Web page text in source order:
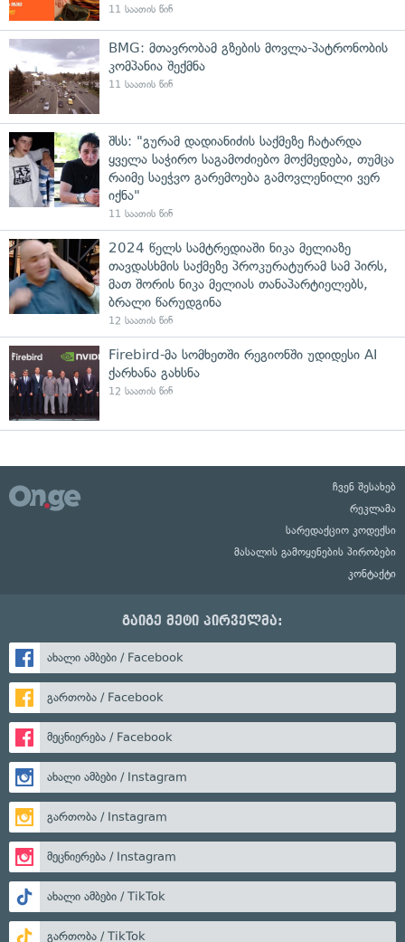
11 საათის წინ
BMG: მთავრობამ გზების მოვლა-პატრონობის
კომპანია შექმნა
11 საათის წინ
შსს: "გურამ დადიანიძის საქმეზე ჩატარდა
ყველა საჭირო საგამოძიებო მოქმედება, თუმცა
რაიმე საეჭვო გარემოება გამოვლენილი ვერ
იქნა"
11 საათის წინ
2024 წელს სამტრედიაში ნიკა მელიაზე
თავდასხმის საქმეზე პროკურატურამ სამ პირს,
მათ შორის ნიკა მელიას თანაპარტიელებს,
ბრალი წარუდგინა
12 საათის წინ
Firebird-მა სომხეთში რეგიონში უდიდესი AI
ქარხანა გახსნა
12 საათის წინ
ჩვენ შესახებ
რეკლამა
სარედაქციო კოდექსი
მასალის გამოყენების პირობები
კონტაქტი
გაიგე მეტი პირველმა:
ახალი ამბები / Facebook
გართობა / Facebook
მეცნიერება / Facebook
ახალი ამბები / Instagram
გართობა / Instagram
მეცნიერება / Instagram
ახალი ამბები / TikTok
გართობა / TikTok